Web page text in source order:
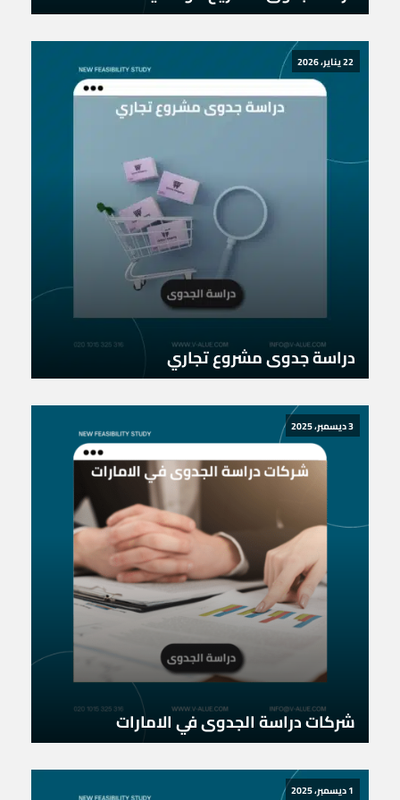
22 يناير، 2026
دراسة جدوى مشروع تجاري
3 ديسمبر، 2025
شركات دراسة الجدوى في الامارات
1 ديسمبر، 2025